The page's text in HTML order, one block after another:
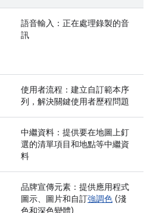
語音輸入：正在處理錄製的音
訊
使用者流程：建立自訂範本序
列，解決關鍵使用者歷程問題
中繼資料：提供要在地圖上釘
選的清單項目和地點等中繼資
料
品牌宣傳元素：提供應用程式
圖示、圖片和自訂強調色 (淺
色和深色變體)